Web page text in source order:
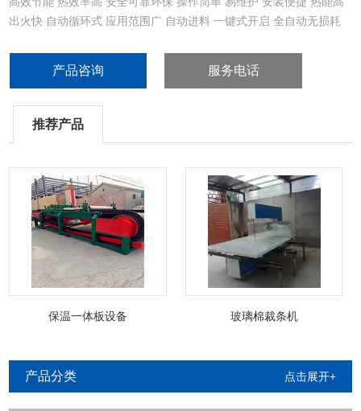
出火快 自动循环式 应用范围广 自动进料 一键式开启 全自动无损耗
产品咨询 服务电话
推荐产品
保温一体板设备 玻璃棉裁条机
产品分类 点击展开+